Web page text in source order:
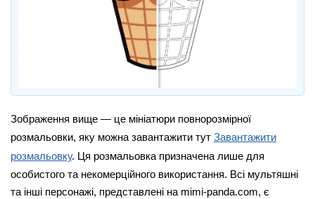
Зображення вище — це мініатюри повнорозмірної
розмальовки, яку можна завантажити тут Завантажити
розмальовку. Ця розмальовка призначена лише для
особистого та некомерційного використання. Всі мультяшні
та інші персонажі, представлені на mimi-panda.com, є